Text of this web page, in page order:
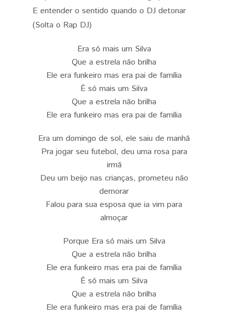
E entender o sentido quando o DJ detonar
(Solta o Rap DJ)
Era só mais um Silva
Que a estrela não brilha
Ele era funkeiro mas era pai de família
É só mais um Silva
Que a estrela não brilha
Ele era funkeiro mas era pai de família
Era um domingo de sol, ele saiu de manhã
Pra jogar seu futebol, deu uma rosa para
irmã
Deu um beijo nas crianças, prometeu não
demorar
Falou para sua esposa que ia vim para
almoçar
Porque Era só mais um Silva
Que a estrela não brilha
Ele era funkeiro mas era pai de família
É só mais um Silva
Que a estrela não brilha
Ele era funkeiro mas era pai de família